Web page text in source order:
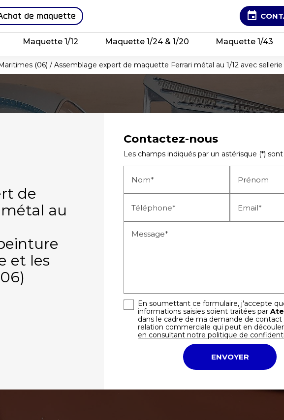
de maquette event
Maquette 1/12 Maquette 1/24 & 1/20 Maquette 1/43
(06) / Assemblage expert de maquette Ferrari métal au 1/12 avec
de
au
et les
Contactez-nous
Les champs indiqués par un astérisque (*)
Nom* Prénom
Téléphone* Email*
Message*
En soumettant ce formulaire, j'accepte
informations saisies soient traitées par
dans le cadre de ma demande de contact
relation commerciale qui peut en
en consultant notre politique de